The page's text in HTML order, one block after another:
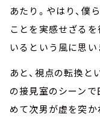
あたり。やはり、僕
ことを実感せざる
いるという風に思い
あと、視点の転換と
の接見室のシーン
めて次男が虚を突か